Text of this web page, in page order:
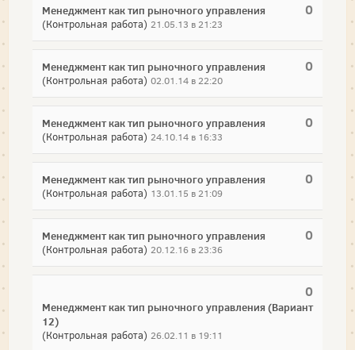
0
Менеджмент как тип рыночного управления
(Контрольная работа) 21.05.13 в 21:23
0
Менеджмент как тип рыночного управления
(Контрольная работа) 02.01.14 в 22:20
0
Менеджмент как тип рыночного управления
(Контрольная работа) 24.10.14 в 16:33
0
Менеджмент как тип рыночного управления
(Контрольная работа) 13.01.15 в 21:09
0
Менеджмент как тип рыночного управления
(Контрольная работа) 20.12.16 в 23:36
0
Менеджмент как тип рыночного управления (Вариант
12)
(Контрольная работа) 26.02.11 в 19:11